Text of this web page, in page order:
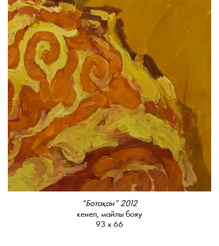
“Ботақан” 2012
кенеп, майлы бояу
93 х 66